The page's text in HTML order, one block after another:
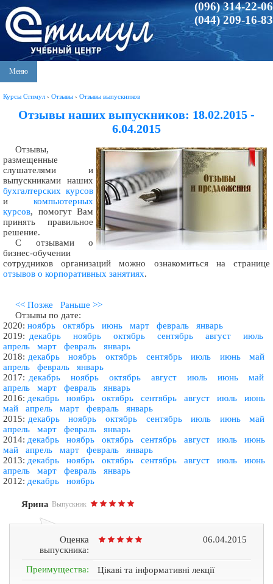
(096) 314-22-06
(044) 209-16-83
Меню
Курсы Стимул › Отзывы › Отзывы выпускников
Отзывы наших выпускников: 18.02.2015 -
6.04.2015
Отзывы,
размещенные
слушателями и
выпускниками наших
бухгалтерских курсов
и компьютерных
курсов, помогут Вам
принять правильное
решение.
С отзывами о
бизнес-обучении
сотрудников организаций можно ознакомиться на странице
отзывов о корпоративных занятиях.
<< Позже
Раньше >>
Отзывы по дате:
2020: ноябрь октябрь июнь март февраль
январь
2019: декабрь ноябрь октябрь сентябрь август
июль
апрель
март февраль
январь
2018: декабрь ноябрь октябрь сентябрь июль июнь
май
апрель
февраль
январь
2017: декабрь ноябрь октябрь август июль июнь
май
апрель
март февраль
январь
2016: декабрь ноябрь октябрь сентябрь август июль
июнь
май
апрель март февраль
январь
2015: декабрь ноябрь октябрь сентябрь июль июнь
май
апрель
март февраль
январь
2014: декабрь ноябрь октябрь сентябрь август июль
июнь
май
апрель март февраль
январь
2013: декабрь ноябрь октябрь сентябрь август июль
июнь
апрель
март февраль
январь
2012: декабрь ноябрь
Ярина Выпускник
Оценка
выпускника:
06.04.2015
Преимущества: Цікаві та інформативні лекції